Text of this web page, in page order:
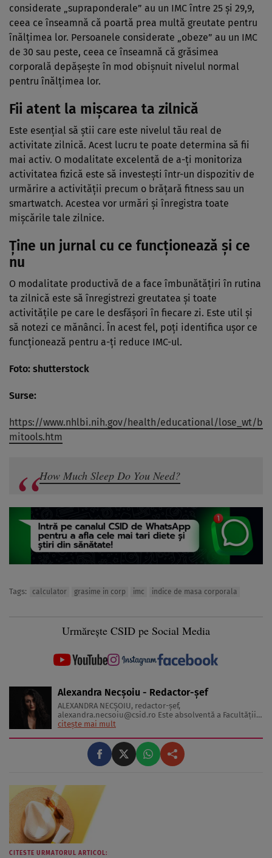
considerate „supraponderale” au un IMC între 25 și 29,9,
ceea ce înseamnă că poartă prea multă greutate pentru
înălțimea lor. Persoanele considerate „obeze” au un IMC
de 30 sau peste, ceea ce înseamnă că grăsimea
corporală depășește în mod obișnuit nivelul normal
pentru înălțimea lor.
Fii atent la mișcarea ta zilnică
Este esențial să știi care este nivelul tău real de
activitate zilnică. Acest lucru te poate determina să fii
mai activ. O modalitate excelentă de a-ți monitoriza
activitatea fizică este să investești într-un dispozitiv de
urmărire a activității precum o brățară fitness sau un
smartwatch. Acestea vor urmări și înregistra toate
mișcările tale zilnice.
Ține un jurnal cu ce funcționează și ce
nu
O modalitate productivă de a face îmbunătățiri în rutina
ta zilnică este să înregistrezi greutatea și toate
activitățile pe care le desfășori în fiecare zi. Este util și
să notezi ce mănânci. În acest fel, poți identifica ușor ce
funcționează pentru a-ți reduce IMC-ul.
Foto: shutterstock
Surse:
https://www.nhlbi.nih.gov/health/educational/lose_wt/b
mitools.htm
How Much Sleep Do You Need?
Tags: calculator grasime in corp imc indice de masa corporala
Urmărește CSID pe Social Media
Alexandra Necșoiu - Redactor-șef
ALEXANDRA NECŞOIU, redactor-șef,
alexandra.necsoiu@csid.ro Este absolventă a Facultăţii
de Jurnalism şi Ştiinţele Comunicării şi deţine o diplomă
Iubeşte să scrie şi nu se vede făcând altceva, acesta fiind
visul ei încă de pe ...
citește mai mult
CITESTE URMATORUL ARTICOL: